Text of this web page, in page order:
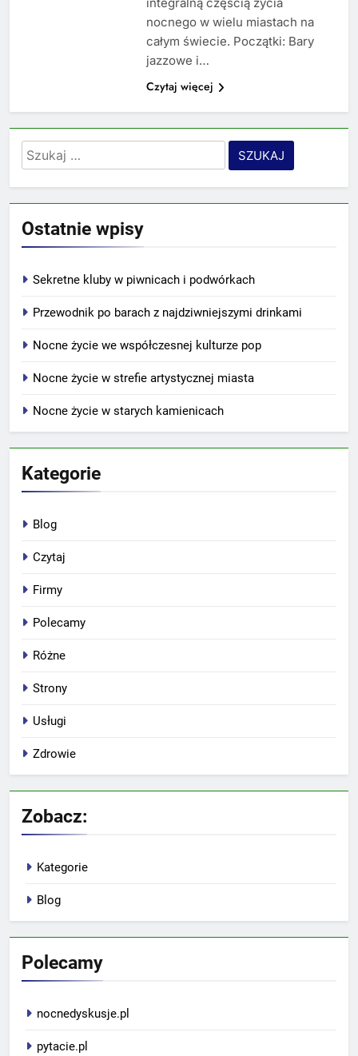
nocnego w wielu miastach na
całym świecie. Początki: Bary
jazzowe i…
Czytaj więcej
Szukaj:
Ostatnie wpisy
Sekretne kluby w piwnicach i podwórkach
Przewodnik po barach z najdziwniejszymi drinkami
Nocne życie we współczesnej kulturze pop
Nocne życie w strefie artystycznej miasta
Nocne życie w starych kamienicach
Kategorie
Blog
Czytaj
Firmy
Polecamy
Różne
Strony
Usługi
Zdrowie
Zobacz:
Kategorie
Blog
Polecamy
nocnedyskusje.pl
pytacie.pl